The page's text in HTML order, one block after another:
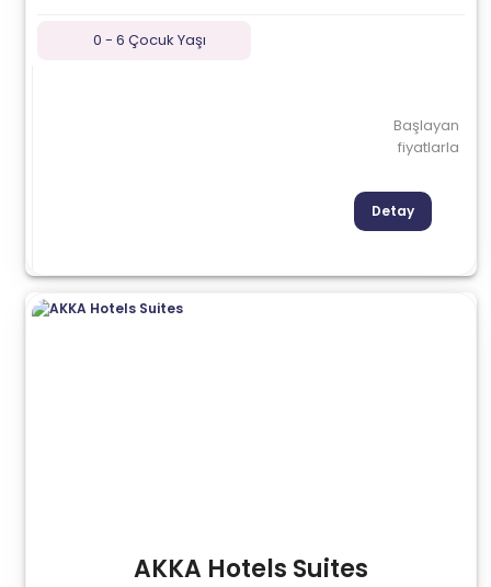
0 - 6 Çocuk Yaşı
Başlayan
fiyatlarla
Detay
AKKA Hotels Suites